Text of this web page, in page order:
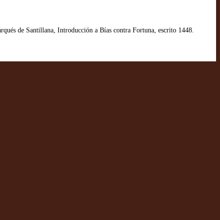
de Santillana, Introducción a Bías contra Fortuna, escrito 1448.